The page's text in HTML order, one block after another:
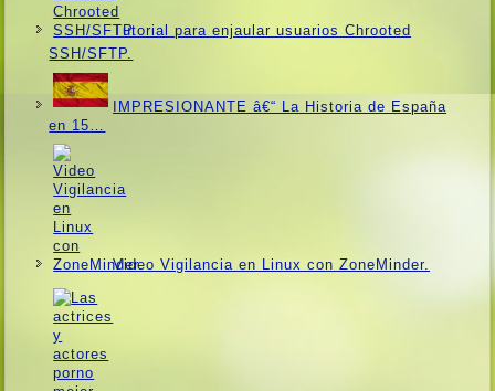
Tutorial para enjaular usuarios Chrooted
SSH/SFTP.
IMPRESIONANTE â€“ La Historia de España
en 15…
Video Vigilancia en Linux con ZoneMinder.